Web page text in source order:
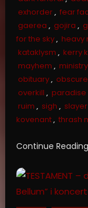
exhorder, fear
gaerea , gojira ,
for the sky, heavy
kataklysm , kerry
mayhem , ministry
obituary,
overkill , paradise
ruim , sigh , slayer
kovenant, thrash
Continue Reading